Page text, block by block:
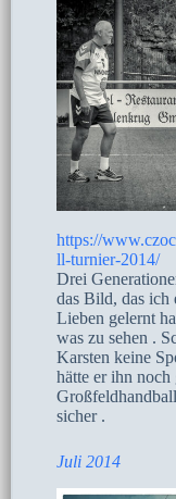
https://
ll-turnier-2014/
Drei
das Bild, das ich
Lieben gelernt
was zu sehen .
Karsten keine
hätte er ihn
sicher .
Juli 2014